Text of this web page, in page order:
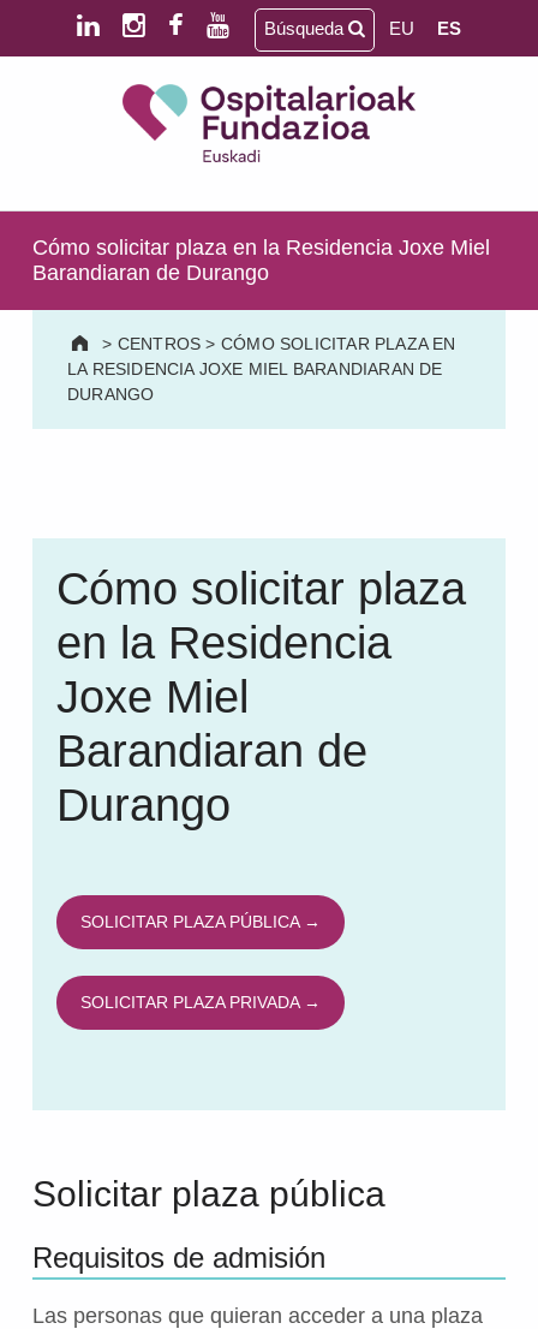
Saltar al contenido principal
Saltar al pie de página
SALUD MENTAL | DISCAPACIDAD INTELECTUAL | NEURORREHABILITACIÓN Y DAÑO CEREBRAL | PERSONA MAYOR
Búsqueda EU ES
Cómo solicitar plaza en la Residencia Joxe Miel
Barandiaran de Durango
> CENTROS > CÓMO SOLICITAR PLAZA EN
LA RESIDENCIA JOXE MIEL BARANDIARAN DE
DURANGO
Cómo solicitar plaza
en la Residencia
Joxe Miel
Barandiaran de
Durango
SOLICITAR PLAZA PÚBLICA →
SOLICITAR PLAZA PRIVADA →
Solicitar plaza pública
Requisitos de admisión
Las personas que quieran acceder a una plaza